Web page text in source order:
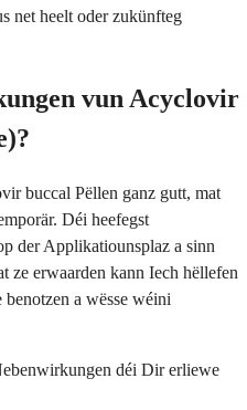
net heelt oder zukünfteg
vun Acyclovir
buccal Pëllen ganz gutt, mat
Déi heefegst
der Applikatiounsplaz a sinn
ze erwaarden kann Iech hëllefen
a wësse wéini
déi Dir erliewe